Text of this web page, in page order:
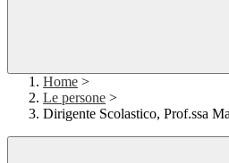
Home >
Le persone >
Dirigente Scolastico, Prof.ssa